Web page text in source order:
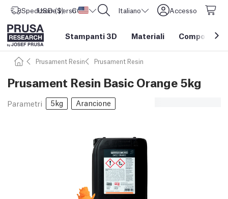
Spedizione verso Stati Uniti d'America
USD ($) CORE One L: Ora disponibile! Italiano Accesso
Stampanti 3D Materiali Componenti
Prusament Resin Prusament Resin
Prusament Resin Basic Orange 5kg
Parametri 5kg Arancione